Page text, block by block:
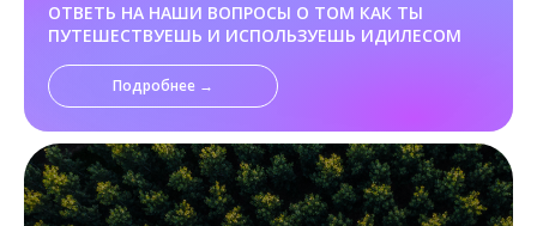
ОТВЕТЬ НА НАШИ ВОПРОСЫ О ТОМ КАК ТЫ
ПУТЕШЕСТВУЕШЬ И ИСПОЛЬЗУЕШЬ ИДИЛЕСОМ
Подробнее →